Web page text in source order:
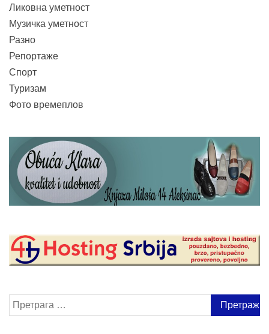
Ликовна уметност
Музичка уметност
Разно
Репортаже
Спорт
Туризам
Фото времеплов
Претрага
за: